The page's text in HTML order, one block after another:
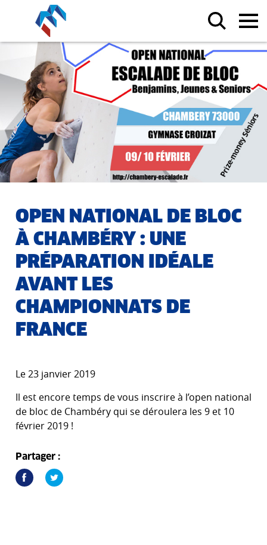
OPEN NATIONAL DE BLOC
À CHAMBÉRY : UNE
PRÉPARATION IDÉALE
AVANT LES
CHAMPIONNATS DE
FRANCE
Le 23 janvier 2019
Il est encore temps de vous inscrire à l’open national
de bloc de Chambéry qui se déroulera les 9 et 10
février 2019 !
Partager :